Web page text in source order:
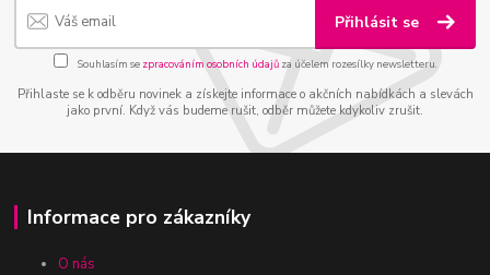
Přihlásit se
Souhlasím se zpracováním osobních údajůza účelem rozesílky newsletteru.
Přihlaste se k odběru novinek a získejte informace o akčních nabídkách a slevách
jako první. Když vás budeme rušit, odběr můžete kdykoliv zrušit.
Informace pro zákazníky
O nás